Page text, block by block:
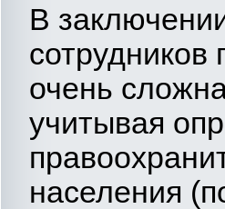
В
сотрудников
очень
учитывая
населения